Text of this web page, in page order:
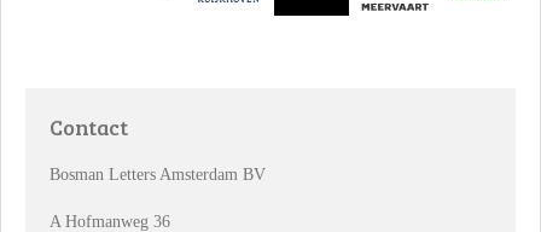
Contact
Bosman Letters Amsterdam BV
A Hofmanweg 36